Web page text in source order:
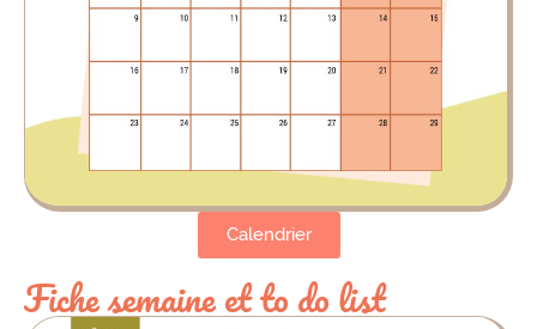
Calendrier
Fiche semaine et to do list